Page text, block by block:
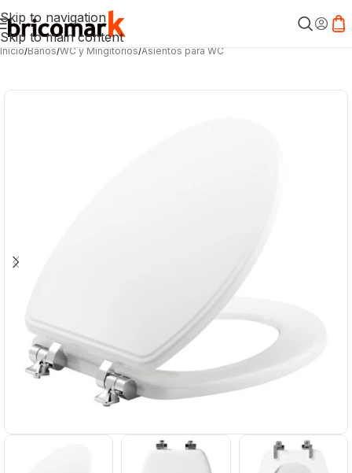
Skip to navigation
Skip to main content
Inicio/Baños/WC y Mingitorios/Asientos para WC